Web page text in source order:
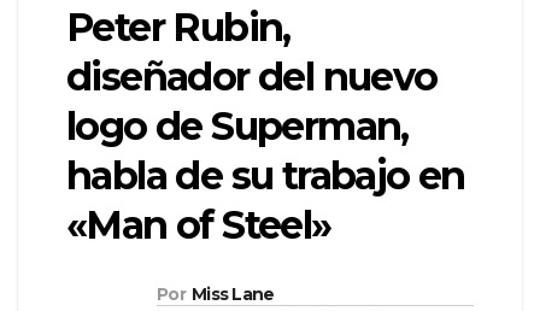
Peter Rubin,
diseñador del nuevo
logo de Superman,
habla de su trabajo en
«Man of Steel»
Por Miss Lane